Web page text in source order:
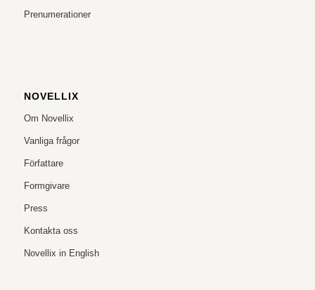
Prenumerationer
NOVELLIX
Om Novellix
Vanliga frågor
Författare
Formgivare
Press
Kontakta oss
Novellix in English